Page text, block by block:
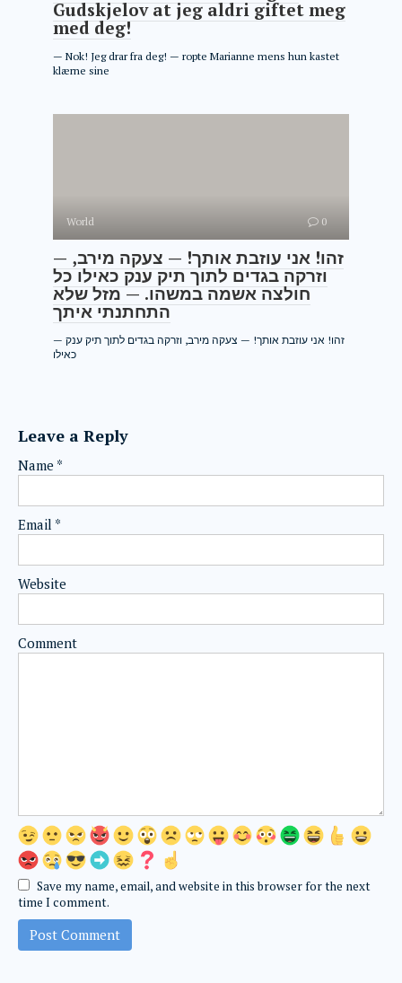
Gudskjelov at jeg aldri giftet meg
med deg!
— Nok! Jeg drar fra deg! — ropte Marianne mens hun kastet
klærne sine
World 0
— זהו! אני עוזבת אותך! — צעקה מירב,
וזרקה בגדים לתוך תיק ענק כאילו כל
חולצה אשמה במשהו. — מזל שלא
התחתנתי איתך
— זהו! אני עוזבת אותך! — צעקה מירב, וזרקה בגדים לתוך תיק ענק
כאילו
Leave a Reply
Name *
Email *
Website
Comment
Save my name, email, and website in this browser for the next
time I comment.